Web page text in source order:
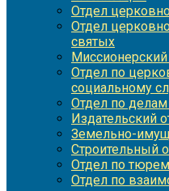
Отдел
Отдел
святых
Миссионерский
Отдел по
социальному
Отдел по
Издательский
Земельно-
Строительный
Отдел по
Отдел по